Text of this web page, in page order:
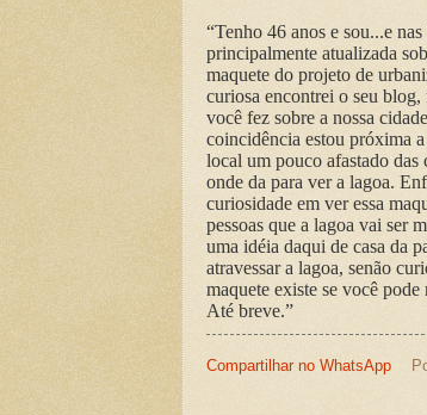
“Tenho 46 anos e sou...e
principalmente atualizada
maquete do projeto de
curiosa encontrei o seu
você fez sobre a nossa
coincidência estou próxima
local um pouco afastado das
onde da para ver a lagoa.
curiosidade em ver essa
pessoas que a lagoa vai ser
uma idéia daqui de casa da
atravessar a lagoa, senão
maquete existe se você
Até breve.”
Compartilhar no WhatsApp